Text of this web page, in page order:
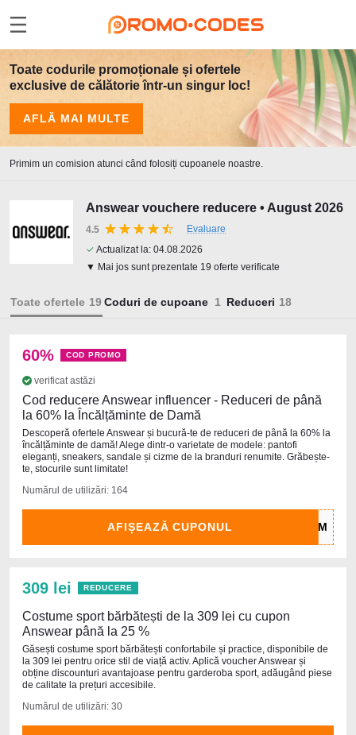
Toate codurile promoționale și ofertele
exclusive de călătorie într-un singur loc!
AFLĂ MAI MULTE
Primim un comision atunci când folosiți cupoanele noastre.
Answear vouchere reducere • August 2026
4.5
Evaluare
✓ Actualizat la: 04.08.2026
▼ Mai jos sunt prezentate 19 oferte verificate
Toate ofertele Coduri de cupoane Reduceri
60% COD PROMO
verificat astăzi
Cod reducere Answear influencer - Reduceri de până
la 60% la Încălțăminte de Damă
Descoperă ofertele Answear și bucură-te de reduceri de până la 60% la
încălțăminte de damă! Alege dintr-o varietate de modele: pantofi
eleganți, sneakers, sandale și cizme de la branduri renumite. Grăbește-
te, stocurile sunt limitate!
Numărul de utilizări: 164
AFIȘEAZĂ CUPONUL
309 lei REDUCERE
Costume sport bărbătești de la 309 lei cu cupon
Answear până la 25 %
Găsești costume sport bărbătești confortabile și practice, disponibile de
la 309 lei pentru orice stil de viață activ. Aplică voucher Answear și
obține discounturi avantajoase pentru garderoba sport, adăugând piese
de calitate la prețuri accesibile.
Numărul de utilizări: 30